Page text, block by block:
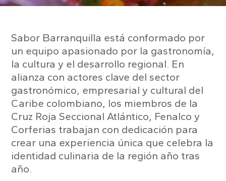
Sabor Barranquilla está conformado por
un equipo apasionado por la gastronomía,
la cultura y el desarrollo regional. En
alianza con actores clave del sector
gastronómico, empresarial y cultural del
Caribe colombiano, los miembros de la
Cruz Roja Seccional Atlántico, Fenalco y
Corferias trabajan con dedicación para
crear una experiencia única que celebra la
identidad culinaria de la región año tras
año.